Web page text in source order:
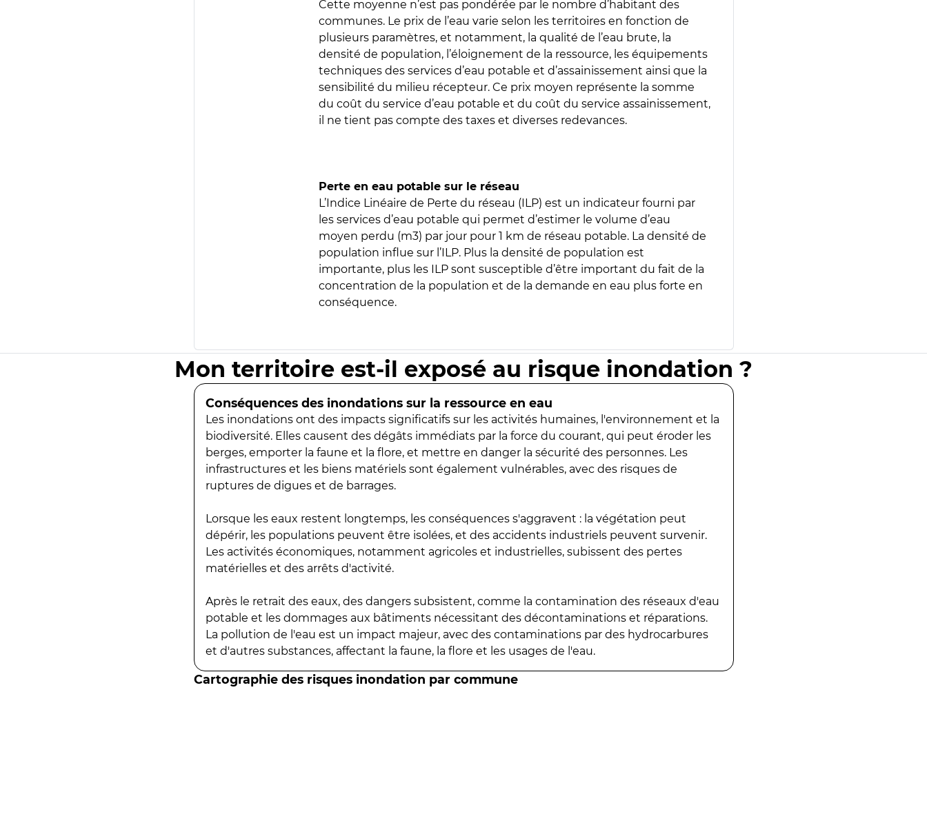
Cette moyenne n’est pas pondérée par le nombre d’habitant des
communes. Le prix de l’eau varie selon les territoires en fonction de
plusieurs paramètres, et notamment, la qualité de l’eau brute, la
densité de population, l’éloignement de la ressource, les équipements
techniques des services d’eau potable et d’assainissement ainsi que la
sensibilité du milieu récepteur. Ce prix moyen représente la somme
du coût du service d’eau potable et du coût du service assainissement,
il ne tient pas compte des taxes et diverses redevances.
Perte en eau potable sur le réseau
L’Indice Linéaire de Perte du réseau (ILP) est un indicateur fourni par
les services d’eau potable qui permet d’estimer le volume d’eau
moyen perdu (m3) par jour pour 1 km de réseau potable. La densité de
population influe sur l’ILP. Plus la densité de population est
importante, plus les ILP sont susceptible d’être important du fait de la
concentration de la population et de la demande en eau plus forte en
conséquence.
Mon territoire est-il exposé au risque inondation ?
Conséquences des inondations sur la ressource en eau
Les inondations ont des impacts significatifs sur les activités humaines, l'environnement et la
biodiversité. Elles causent des dégâts immédiats par la force du courant, qui peut éroder les
berges, emporter la faune et la flore, et mettre en danger la sécurité des personnes. Les
infrastructures et les biens matériels sont également vulnérables, avec des risques de
ruptures de digues et de barrages.
Lorsque les eaux restent longtemps, les conséquences s'aggravent : la végétation peut
dépérir, les populations peuvent être isolées, et des accidents industriels peuvent survenir.
Les activités économiques, notamment agricoles et industrielles, subissent des pertes
matérielles et des arrêts d'activité.
Après le retrait des eaux, des dangers subsistent, comme la contamination des réseaux d'eau
potable et les dommages aux bâtiments nécessitant des décontaminations et réparations.
La pollution de l'eau est un impact majeur, avec des contaminations par des hydrocarbures
et d'autres substances, affectant la faune, la flore et les usages de l'eau.
Cartographie des risques inondation par commune